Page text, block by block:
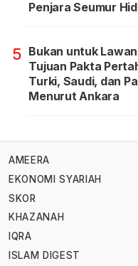
Penjara Seumur
5 Bukan untuk
Tujuan Pakta
Turki, Saudi, dan
Menurut Ankara
AMEERA
EKONOMI SYARIAH
SKOR
KHAZANAH
IQRA
ISLAM DIGEST